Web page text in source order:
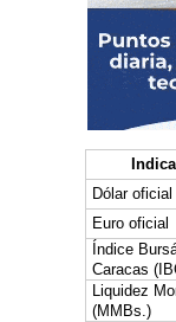
Dólar oficial
Euro oficial
Índice
Caracas
Liquidez
(MMBs.)